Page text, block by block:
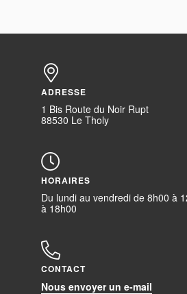
ADRESSE
1 Bis Route du Noir Rupt
88530 Le Tholy
HORAIRES
Du lundi au vendredi de 8h00 à
à 18h00
CONTACT
Nous envoyer un e-mail